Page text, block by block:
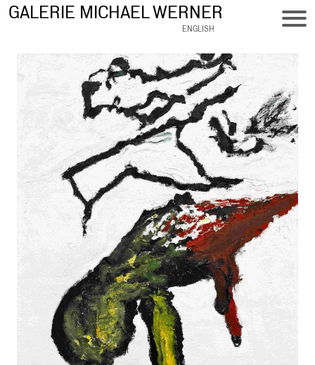
Direkt
GALERIE MICHAEL WERNER
ENGLISH